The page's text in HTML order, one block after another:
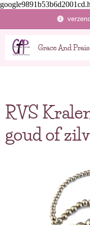
Grace And
RVS
goud of